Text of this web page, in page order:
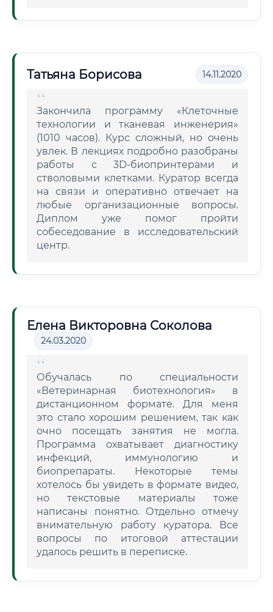
Татьяна Борисова 14.11.2020
Закончила программу «Клеточные
технологии и тканевая инженерия»
(1010 часов). Курс сложный, но очень
увлек. В лекциях подробно разобраны
работы с 3D-биопринтерами и
стволовыми клетками. Куратор всегда
на связи и оперативно отвечает на
любые организационные вопросы.
Диплом уже помог пройти
собеседование в исследовательский
центр.
Елена Викторовна Соколова
24.03.2020
Обучалась по специальности
«Ветеринарная биотехнология» в
дистанционном формате. Для меня
это стало хорошим решением, так как
очно посещать занятия не могла.
Программа охватывает диагностику
инфекций, иммунологию и
биопрепараты. Некоторые темы
хотелось бы увидеть в формате видео,
но текстовые материалы тоже
написаны понятно. Отдельно отмечу
внимательную работу куратора. Все
вопросы по итоговой аттестации
удалось решить в переписке.